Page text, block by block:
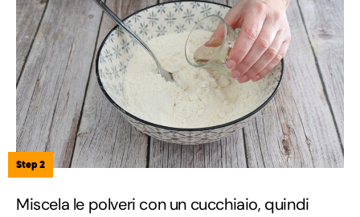
Step 2
Miscela le polveri con un cucchiaio, quindi